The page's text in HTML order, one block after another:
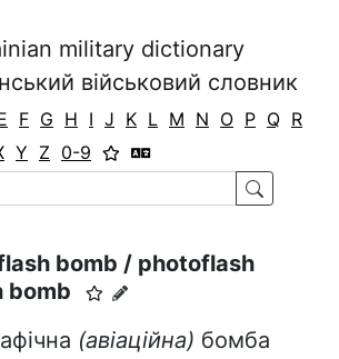
military dictionary
військовий словник
F G H I J K L M N O P Q R
Y Z 0-9
bomb / photoflash
bomb
(авіаційна) бомба